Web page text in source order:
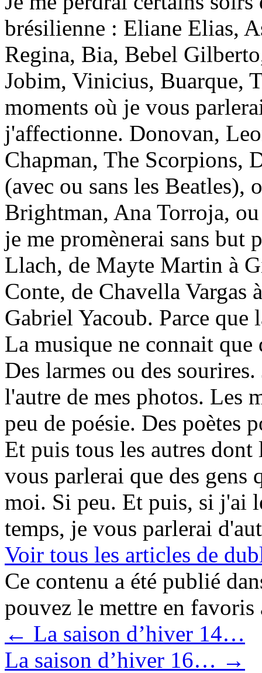
brésilienne : Eliane Elias,
Regina, Bia, Bebel
Jobim, Vinicius, Buarque,
moments où je vous
j'affectionne. Donovan,
Chapman, The Scorpions,
(avec ou sans les Beatles),
Brightman, Ana Torroja,
je me promènerai sans but
Llach, de Mayte Martin à
Conte, de Chavella Vargas
Gabriel Yacoub. Parce que
La musique ne connait que
Des larmes ou des
l'autre de mes photos. Les
peu de poésie. Des poètes
Et puis tous les autres dont
vous parlerai que des gens
moi. Si peu. Et puis, si j'ai
temps, je vous parlerai
Voir tous les articles de
Ce contenu a été publié
pouvez le mettre en
← La saison d’hiver 14…
La saison d’hiver 16… →